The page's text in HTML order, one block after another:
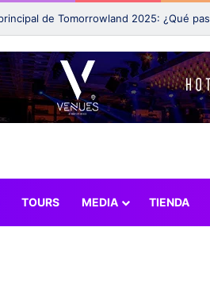
TOURS MEDIA TIENDA